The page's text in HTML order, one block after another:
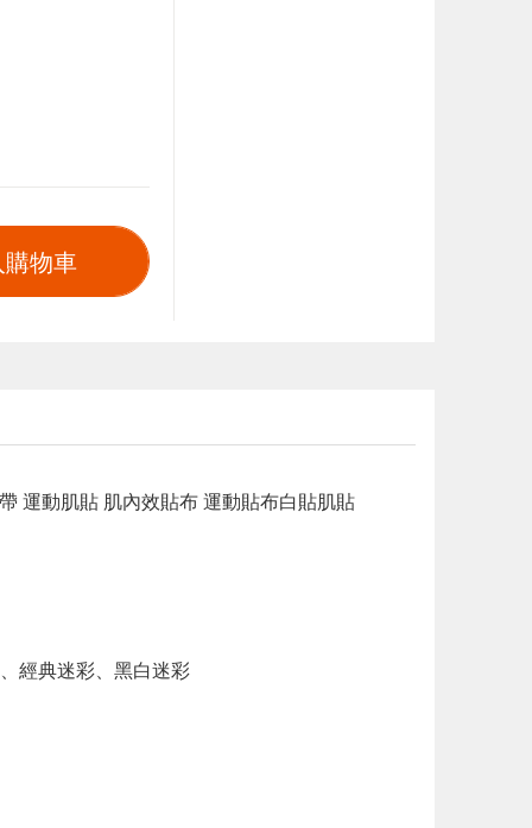
物車
運動肌貼 肌內效貼布 運動貼布白貼肌貼
經典迷彩、黑白迷彩